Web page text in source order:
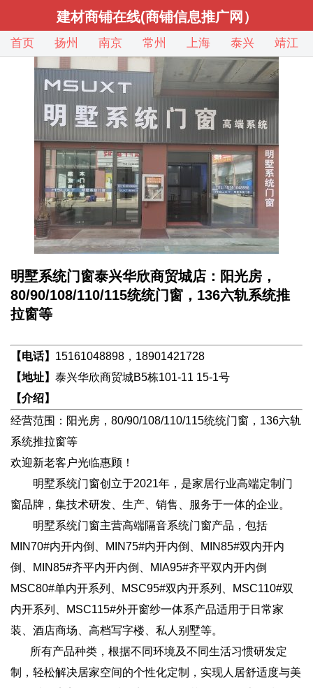
建材商铺在线(商铺信息推广网）
首页 扬州 南京 常州 上海 泰兴 靖江
明墅系统门窗泰兴华欣商贸城店：阳光房，
80/90/108/110/115统统门窗，136六轨系统推
拉窗等
【电话】 15161048898，18901421728
【地址】 泰兴华欣商贸城B5栋101-11 15-1号
【介绍】
经营范围：阳光房，80/90/108/110/115统统门窗，136六轨
系统推拉窗等
欢迎新老客户光临惠顾！
明墅系统门窗创立于2021年，是家居行业高端定制门
窗品牌，集技术研发、生产、销售、服务于一体的企业。
明墅系统门窗主营高端隔音系统门窗产品，包括
MIN70#内开内倒、MIN75#内开内倒、MIN85#双内开内
倒、MIN85#齐平内开内倒、MIA95#齐平双内开内倒
MSC80#单内开系列、MSC95#双内开系列、MSC110#双
内开系列、MSC115#外开窗纱一体系产品适用于日常家
装、酒店商场、高档写字楼、私人别墅等。
所有产品种类，根据不同环境及不同生活习惯研发定
制，轻松解决居家空间的个性化定制，实现人居舒适度与美